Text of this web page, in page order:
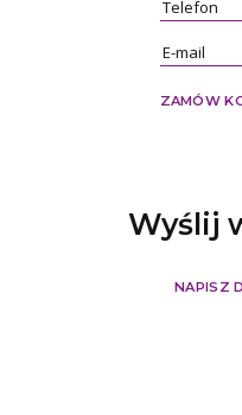
ZAMÓW
Wyślij
NAPISZ